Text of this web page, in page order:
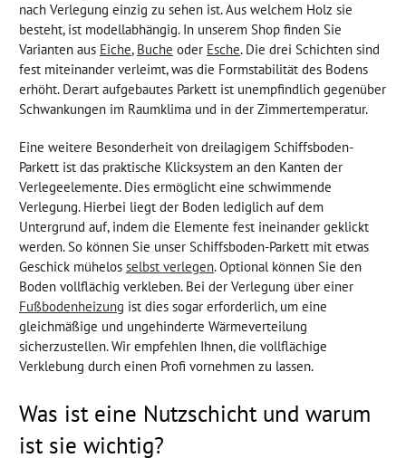
nach Verlegung einzig zu sehen ist. Aus welchem Holz sie
besteht, ist modellabhängig. In unserem Shop finden Sie
Varianten aus Eiche, Buche oder Esche. Die drei Schichten sind
fest miteinander verleimt, was die Formstabilität des Bodens
erhöht. Derart aufgebautes Parkett ist unempfindlich gegenüber
Schwankungen im Raumklima und in der Zimmertemperatur.
Eine weitere Besonderheit von dreilagigem Schiffsboden-
Parkett ist das praktische Klicksystem an den Kanten der
Verlegeelemente. Dies ermöglicht eine schwimmende
Verlegung. Hierbei liegt der Boden lediglich auf dem
Untergrund auf, indem die Elemente fest ineinander geklickt
werden. So können Sie unser Schiffsboden-Parkett mit etwas
Geschick mühelos selbst verlegen. Optional können Sie den
Boden vollflächig verkleben. Bei der Verlegung über einer
Fußbodenheizung ist dies sogar erforderlich, um eine
gleichmäßige und ungehinderte Wärmeverteilung
sicherzustellen. Wir empfehlen Ihnen, die vollflächige
Verklebung durch einen Profi vornehmen zu lassen.
Was ist eine Nutzschicht und warum
ist sie wichtig?